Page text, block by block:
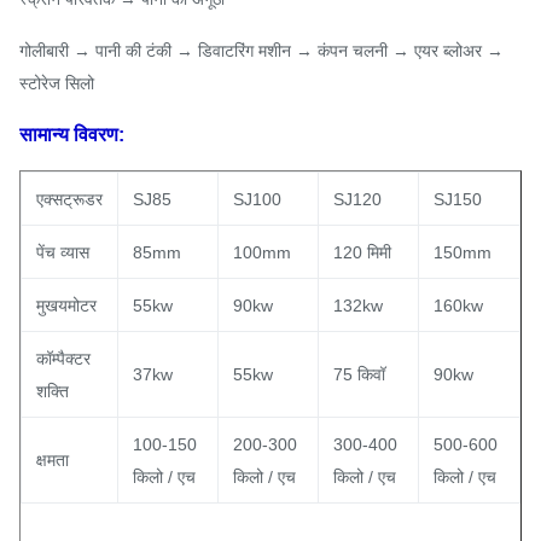
गोलीबारी → पानी की टंकी → डिवाटरिंग मशीन → कंपन चलनी → एयर ब्लोअर →
स्टोरेज सिलो
सामान्य विवरण:
एक्सट्रूडर SJ85 SJ100 SJ120 SJ150
पेंच व्यास 85mm 100mm 120 मिमी 150mm
मुखयमोटर 55kw 90kw 132kw 160kw
कॉम्पैक्टर
शक्ति
37kw 55kw 75 किवॉ 90kw
क्षमता
100-150
किलो / एच
200-300
किलो / एच
300-400
किलो / एच
500-600
किलो / एच